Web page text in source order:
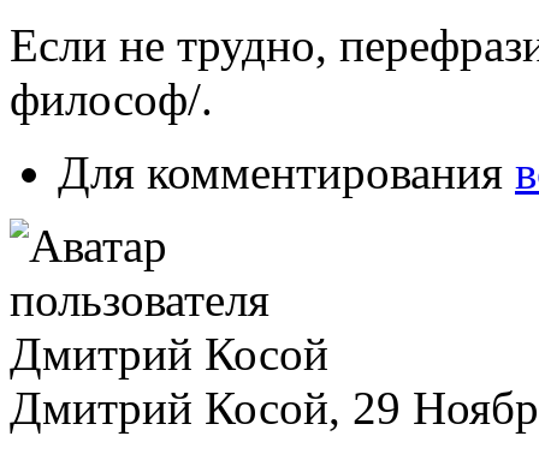
Если не трудно,
философ/.
Для комментирования
Дмитрий Косой, 29